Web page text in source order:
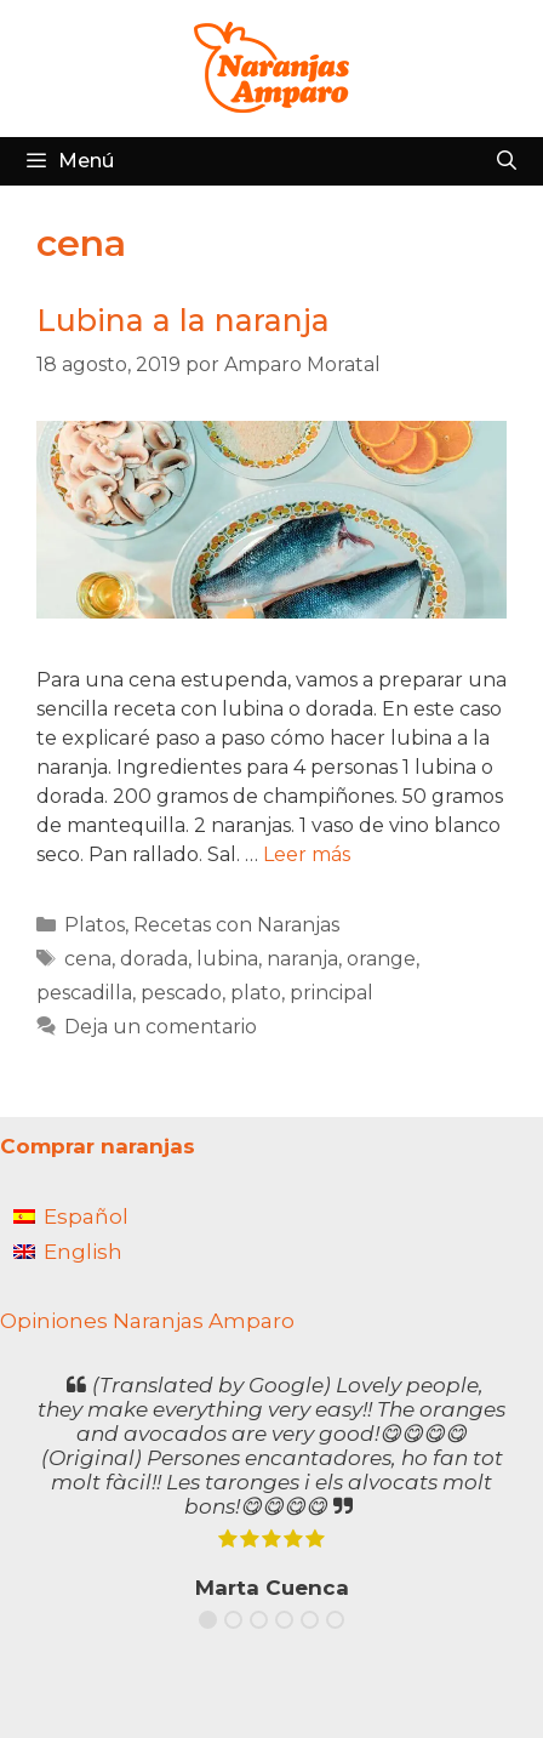
Menú
cena
Lubina a la naranja
18 agosto, 2019 por Amparo Moratal
Para una cena estupenda, vamos a preparar una
sencilla receta con lubina o dorada. En este caso
te explicaré paso a paso cómo hacer lubina a la
naranja. Ingredientes para 4 personas 1 lubina o
dorada. 200 gramos de champiñones. 50 gramos
de mantequilla. 2 naranjas. 1 vaso de vino blanco
seco. Pan rallado. Sal. … Leer más
Categorías
Platos, Recetas con Naranjas
Etiquetas
cena, dorada, lubina, naranja, orange,
pescadilla, pescado, plato, principal
Deja un comentario
Comprar naranjas
Español
English
Opiniones Naranjas Amparo
(Translated by Google) Lovely people,
they make everything very easy!! The oranges
and avocados are very good!😋😋😋😋
(Original) Persones encantadores, ho fan tot
molt fàcil!! Les taronges i els alvocats molt
bons!😋😋😋😋
Marta Cuenca